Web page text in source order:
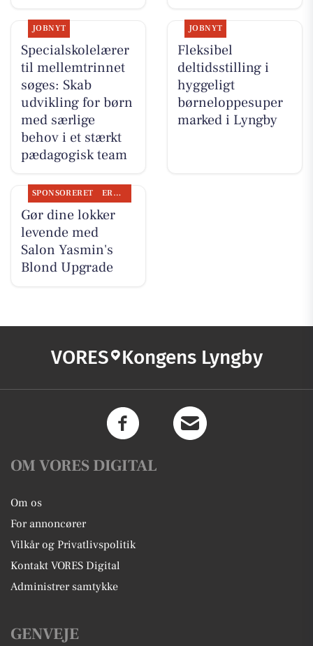
JOBNYT
Specialskolelærer
til mellemtrinnet
søges: Skab
udvikling for børn
med særlige
behov i et stærkt
pædagogisk team
JOBNYT
Fleksibel
deltidsstilling i
hyggeligt
børneloppesuper
marked i Lyngby
SPONSORERET ERHVERV
Gør dine lokker
levende med
Salon Yasmin's
Blond Upgrade
VORES Kongens Lyngby
OM VORES DIGITAL
Om os
For annoncører
Vilkår og Privatlivspolitik
Kontakt VORES Digital
Administrer samtykke
GENVEJE